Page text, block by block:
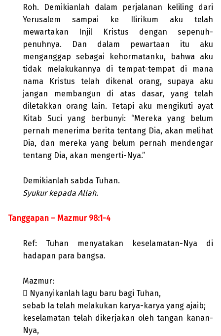
Roh. Demikianlah dalam perjalanan keliling dari
Yerusalem sampai ke Ilirikum aku telah
mewartakan Injil Kristus dengan sepenuh-
penuhnya. Dan dalam pewartaan itu aku
menganggap sebagai kehormatanku, bahwa aku
tidak melakukannya di tempat-tempat di mana
nama Kristus telah dikenal orang, supaya aku
jangan membangun di atas dasar, yang telah
diletakkan orang lain. Tetapi aku mengikuti ayat
Kitab Suci yang berbunyi: “Mereka yang belum
pernah menerima berita tentang Dia, akan melihat
Dia, dan mereka yang belum pernah mendengar
tentang Dia, akan mengerti-Nya.”
Demikianlah sabda Tuhan.
Syukur kepada Allah.
Tanggapan – Mazmur 98:1-4
Ref: Tuhan menyatakan keselamatan-Nya di
hadapan para bangsa.
Mazmur:
 Nyanyikanlah lagu baru bagi Tuhan,
sebab Ia telah melakukan karya-karya yang ajaib;
keselamatan telah dikerjakan oleh tangan kanan-
Nya,